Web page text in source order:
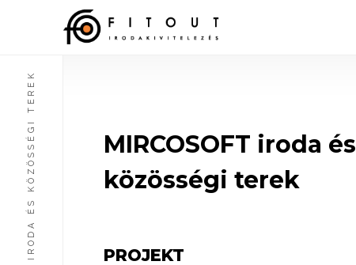
MIRCOSOFT iroda és
közösségi terek
PROJEKT
MIRCOSOFT IRODA ÉS KÖZÖSSÉGI TEREK